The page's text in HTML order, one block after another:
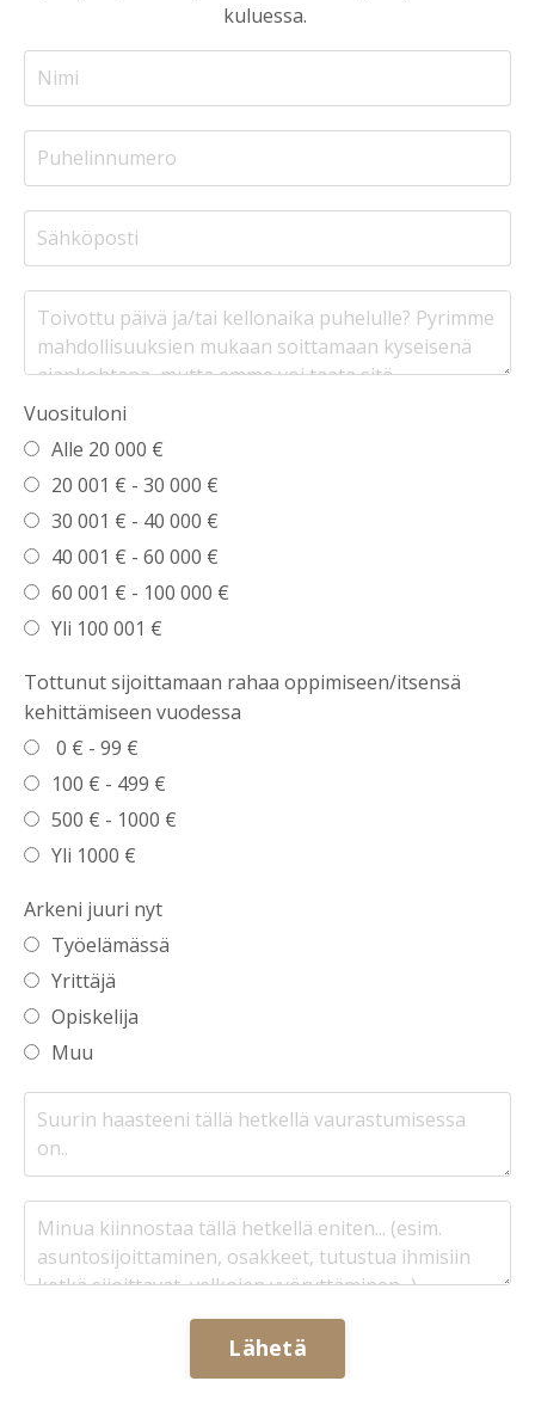
kuluessa.
Vuosituloni
Alle 20 000 €
20 001 € - 30 000 €
30 001 € - 40 000 €
40 001 € - 60 000 €
60 001 € - 100 000 €
Yli 100 001 €
Tottunut sijoittamaan rahaa oppimiseen/itsensä
kehittämiseen vuodessa
0 € - 99 €
100 € - 499 €
500 € - 1000 €
Yli 1000 €
Arkeni juuri nyt
Työelämässä
Yrittäjä
Opiskelija
Muu
Lähetä